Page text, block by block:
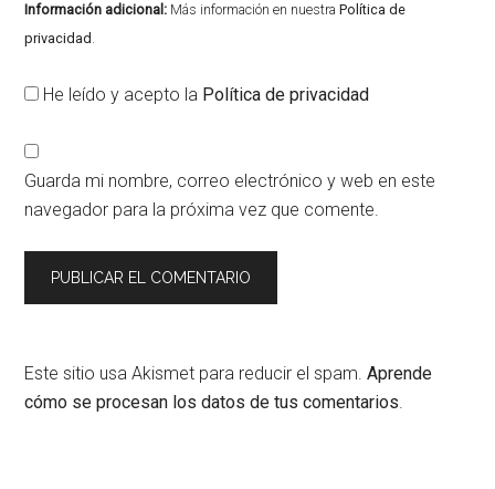
Información adicional: Más información en nuestraPolítica de
privacidad .
He leído y acepto la Política de privacidad
Guarda mi nombre, correo electrónico y web en este
navegador para la próxima vez que comente.
Este sitio usa Akismet para reducir el spam.Aprende
cómo se procesan los datos de tus comentarios.